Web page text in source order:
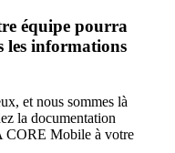
équipe pourra
les informations
et nous sommes là
la documentation
CORE Mobile à votre